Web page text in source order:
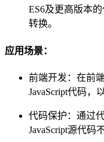
ES6及更高版本
转换。
应用场景：
前端开发：在前
JavaScript代码，
代码保护：通过
JavaScript源代码